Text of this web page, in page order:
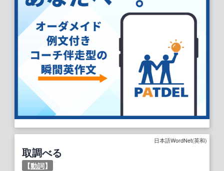
日本語WordNet(英和)
取調べる
【動詞】